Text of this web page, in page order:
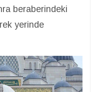
beraberindeki
yerinde